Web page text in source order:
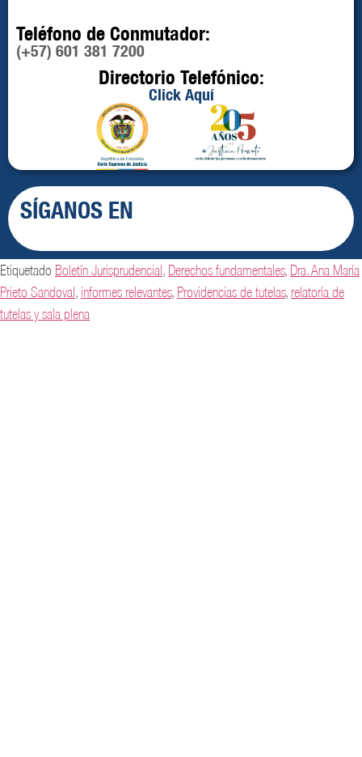
Teléfono de Conmutador:
(+57) 601 381 7200
Directorio Telefónico:
Click Aquí
SÍGANOS EN
Etiquetado Boletín Jurisprudencial, Derechos fundamentales, Dra. Ana María
Prieto Sandoval, informes relevantes, Providencias de tutelas, relatoría de
tutelas y sala plena